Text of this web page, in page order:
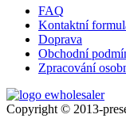
FAQ
Kontaktní
Doprava
Obchodní
Zpracování
Copyright © 2013-